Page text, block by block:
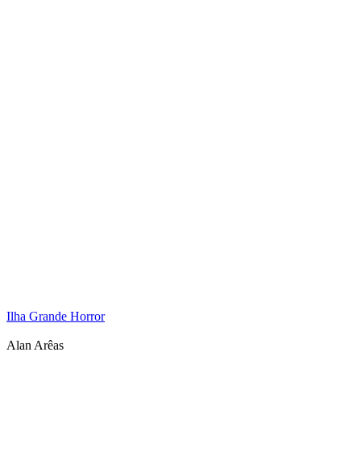
Ilha Grande Horror
Alan Arêas